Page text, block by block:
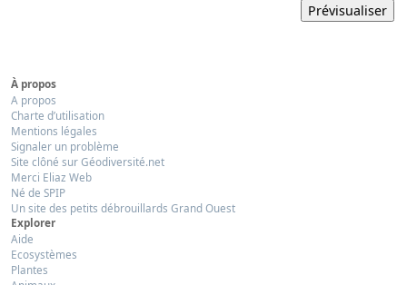
À propos
A propos
Charte d’utilisation
Mentions légales
Signaler un problème
Site clôné sur Géodiversité.net
Merci Eliaz Web
Né de SPIP
Un site des petits débrouillards Grand Ouest
Explorer
Aide
Ecosystèmes
Plantes